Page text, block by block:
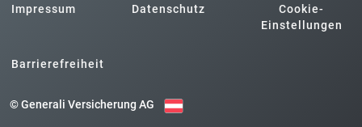
Impressum Datenschutz
Cookie-
Einstellungen
Barrierefreiheit
© Generali Versicherung AG